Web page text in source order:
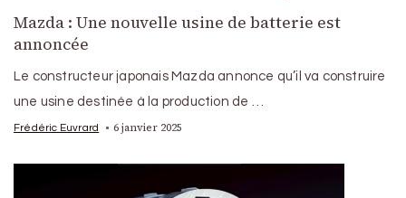
Mazda : Une nouvelle usine de batterie est
annoncée
Le constructeur japonais Mazda annonce qu’il va construire
une usine destinée à la production de …
Frédéric Euvrard 6 janvier 2025